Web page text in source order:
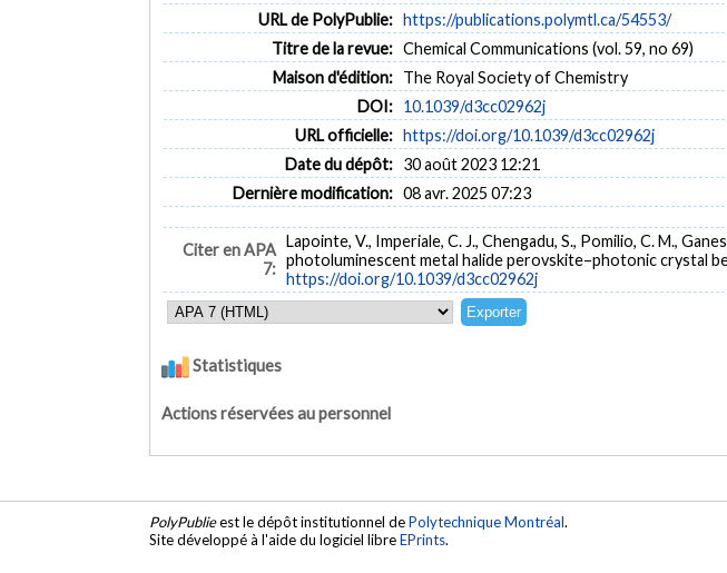
URL de PolyPublie: https://publications.polymtl.ca/54553/
Titre de la revue: Chemical Communications (vol. 59, no 69)
Maison d'édition: The Royal Society of Chemistry
DOI: 10.1039/d3cc02962j
URL officielle: https://doi.org/10.1039/d3cc02962j
Date du dépôt: 30 août 2023 12:21
Dernière modification: 08 avr. 2025 07:23
Citer en APA
7:
Lapointe, V., Imperiale, C. J., Chengadu, S., Pomilio, C. M.,
photoluminescent metal halide perovskite–photonic crystal
https://doi.org/10.1039/d3cc02962j
Statistiques
Actions réservées au personnel
PolyPublieest le dépôt institutionnel dePolytechnique Montréal.
Site développé à l'aide du logiciel libreEPrints.